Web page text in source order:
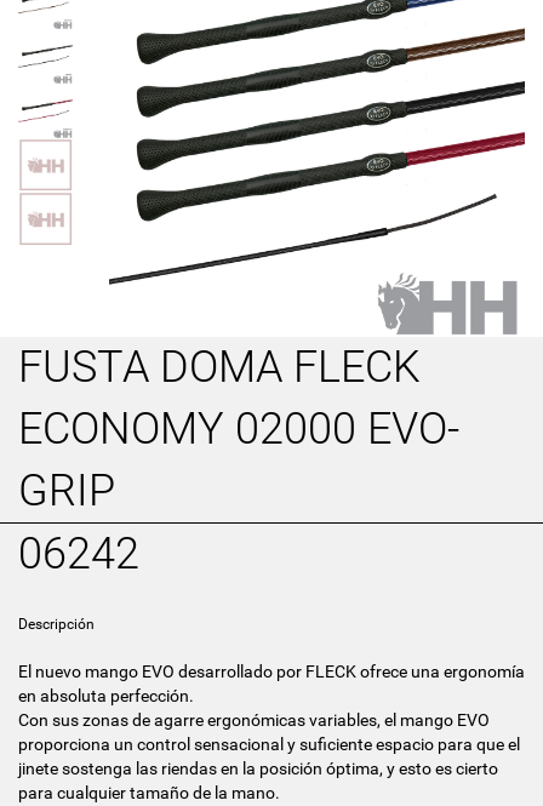
FUSTA DOMA FLECK
ECONOMY 02000 EVO-
GRIP
06242
Descripción
El nuevo mango EVO desarrollado por FLECK ofrece una ergonomía
en absoluta perfección.
Con sus zonas de agarre ergonómicas variables, el mango EVO
proporciona un control sensacional y suficiente espacio para que el
jinete sostenga las riendas en la posición óptima, y esto es cierto
para cualquier tamaño de la mano.